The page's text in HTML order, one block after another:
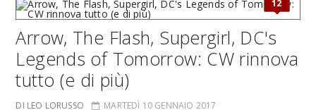
12
Arrow, The Flash, Supergirl, DC's
Legends of Tomorrow: CW rinnova
tutto (e di più)
DI LEO LORUSSO MARTEDÌ 10 GENNAIO 2017